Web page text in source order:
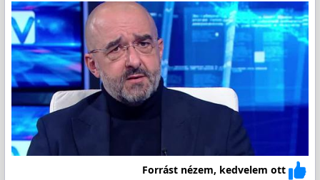
Forrást nézem, kedvelem ott